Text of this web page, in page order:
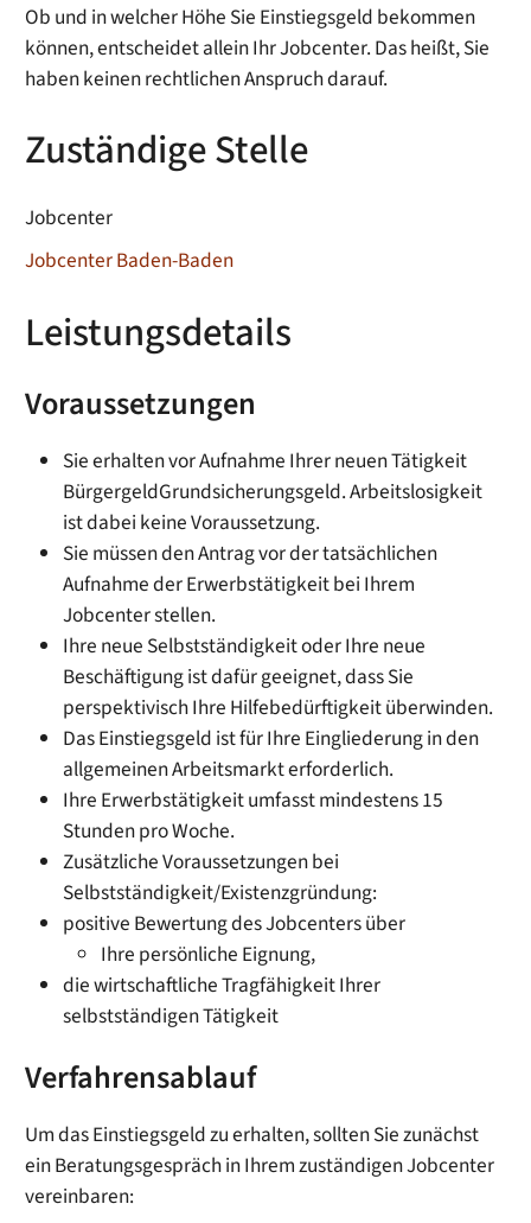
Ob und in welcher Höhe Sie Einstiegsgeld bekommen
können, entscheidet allein Ihr Jobcenter. Das heißt, Sie
haben keinen rechtlichen Anspruch darauf.
Zuständige Stelle
Jobcenter
Jobcenter Baden-Baden
Leistungsdetails
Voraussetzungen
Sie erhalten vor Aufnahme Ihrer neuen Tätigkeit
BürgergeldGrundsicherungsgeld. Arbeitslosigkeit
ist dabei keine Voraussetzung.
Sie müssen den Antrag vor der tatsächlichen
Aufnahme der Erwerbstätigkeit bei Ihrem
Jobcenter stellen.
Ihre neue Selbstständigkeit oder Ihre neue
Beschäftigung ist dafür geeignet, dass Sie
perspektivisch Ihre Hilfebedürftigkeit überwinden.
Das Einstiegsgeld ist für Ihre Eingliederung in den
allgemeinen Arbeitsmarkt erforderlich.
Ihre Erwerbstätigkeit umfasst mindestens 15
Stunden pro Woche.
Zusätzliche Voraussetzungen bei
Selbstständigkeit/Existenzgründung:
positive Bewertung des Jobcenters über
Ihre persönliche Eignung,
die wirtschaftliche Tragfähigkeit Ihrer
selbstständigen Tätigkeit
Verfahrensablauf
Um das Einstiegsgeld zu erhalten, sollten Sie zunächst
ein Beratungsgespräch in Ihrem zuständigen Jobcenter
vereinbaren: